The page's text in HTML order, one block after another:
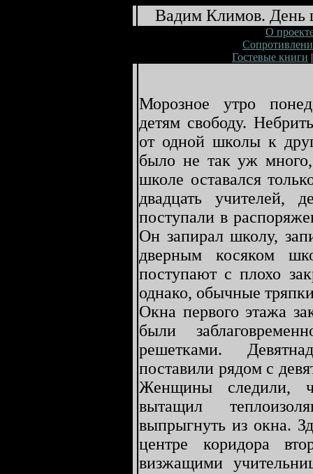
Вадим Климов. День
О
Гостевые книги
Морозное утро
детям свободу.
от одной школы к
было не так уж
школе оставался
двадцать учителей,
поступали в
Он запирал школу,
дверным косяком
поступают с плохо
однако, обычные
Окна первого этажа
были
решетками.
поставили рядом с
Женщины следили,
вытащил
выпрыгнуть из окна.
центре коридора
визжащими